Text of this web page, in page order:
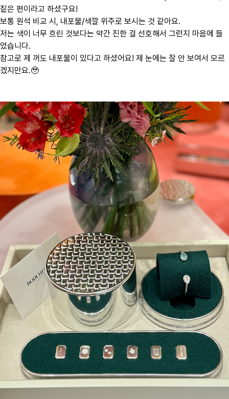
짙은 편이라고 하셨구요!
보통 원석 비교 시, 내포물/색깔 위주로 보시는 것 같아요.
저는 색이 너무 흐린 것보다는 약간 진한 걸 선호해서 그런지 마음에 들
었습니다.
참고로 제 꺼도 내포물이 있다고 하셨어요! 제 눈에는 잘 안 보여서 모르
겠지만요.🥹